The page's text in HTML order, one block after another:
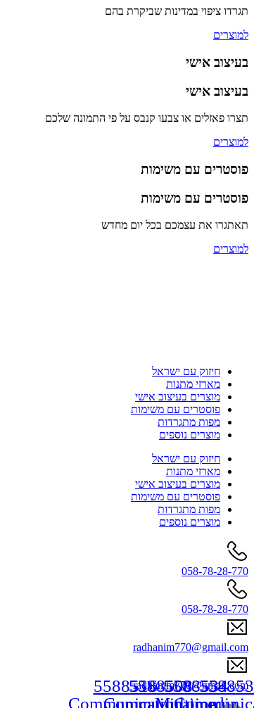
תגרדו ציפוי במדינות שביקרת בהם
למוצרים
בעיצוב אישי
בעיצוב אישי
תצרו פאזלים או צבעו קנבס על פי התמונה שלכם
למוצרים
פוסטרים עם משימות
פוסטרים עם משימות
תאתגרו את עצמכם בכל יום מחדש
למוצרים
חיזוק עם ישראל
מארזי מתנות
מוצרים בעיצוב אישי
פוסטרים עם משימות
מפות מתגרדות
מוצרים נוספים
חיזוק עם ישראל
מארזי מתנות
מוצרים בעיצוב אישי
פוסטרים עם משימות
מפות מתגרדות
מוצרים נוספים
058-78-28-770
058-78-28-770
radhanim770@gmail.com
radhanim770@gmail.com
5588534
Multimedia
5588508
Communication
5588516
Communication